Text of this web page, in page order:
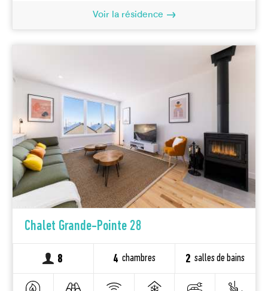
Voir la résidence
Chalet Grande-Pointe 28
8 4 chambres 2 salles de bains